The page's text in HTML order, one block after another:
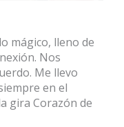
mágico, lleno de
Nos
Me llevo
en el
gira Corazón de